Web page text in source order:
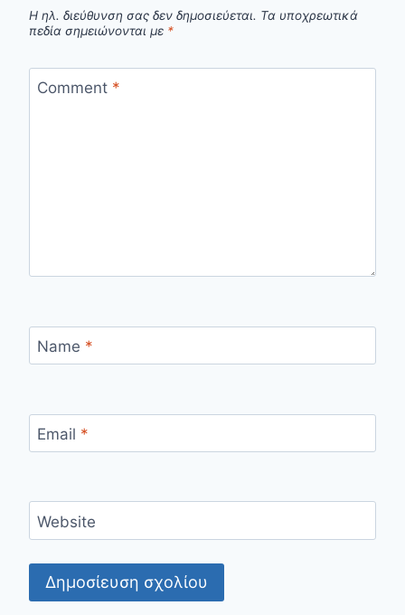
Η ηλ. διεύθυνση σας δεν δημοσιεύεται. Τα υποχρεωτικά
πεδία σημειώνονται με *
Comment *
Name *
Email *
Website